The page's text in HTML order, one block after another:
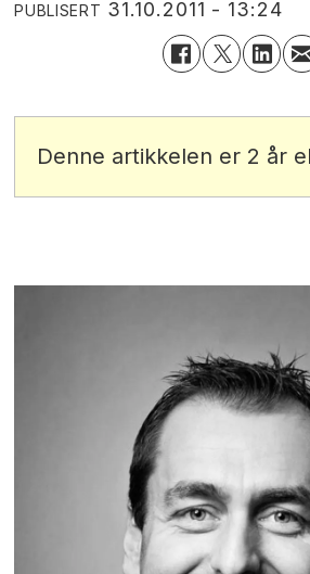
PUBLISERT 31.10.2011 - 13:24
Denne artikkelen er 2 år